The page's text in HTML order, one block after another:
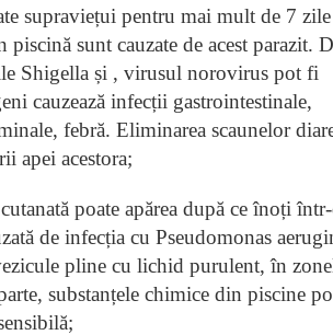
supraviețui pentru mai mult de 7
sunt cauzate de acest parazit.
Shigella și , virusul norovirus pot fi
cauzează infecții gastrointestinale,
febră. Eliminarea scaunelor
apei acestora;
poate apărea după ce înoți
de infecția cu Pseudomonas
pline cu lichid purulent, în
substanțele chimice din piscine